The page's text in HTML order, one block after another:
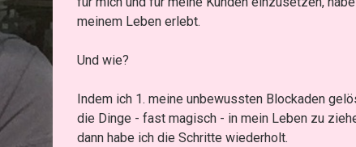
meinem Leben erlebt.
Und wie?
Indem ich 1. meine unbewussten Blockaden
die Dinge - fast magisch - in mein Leben zu
dann habe ich die Schritte wiederholt.